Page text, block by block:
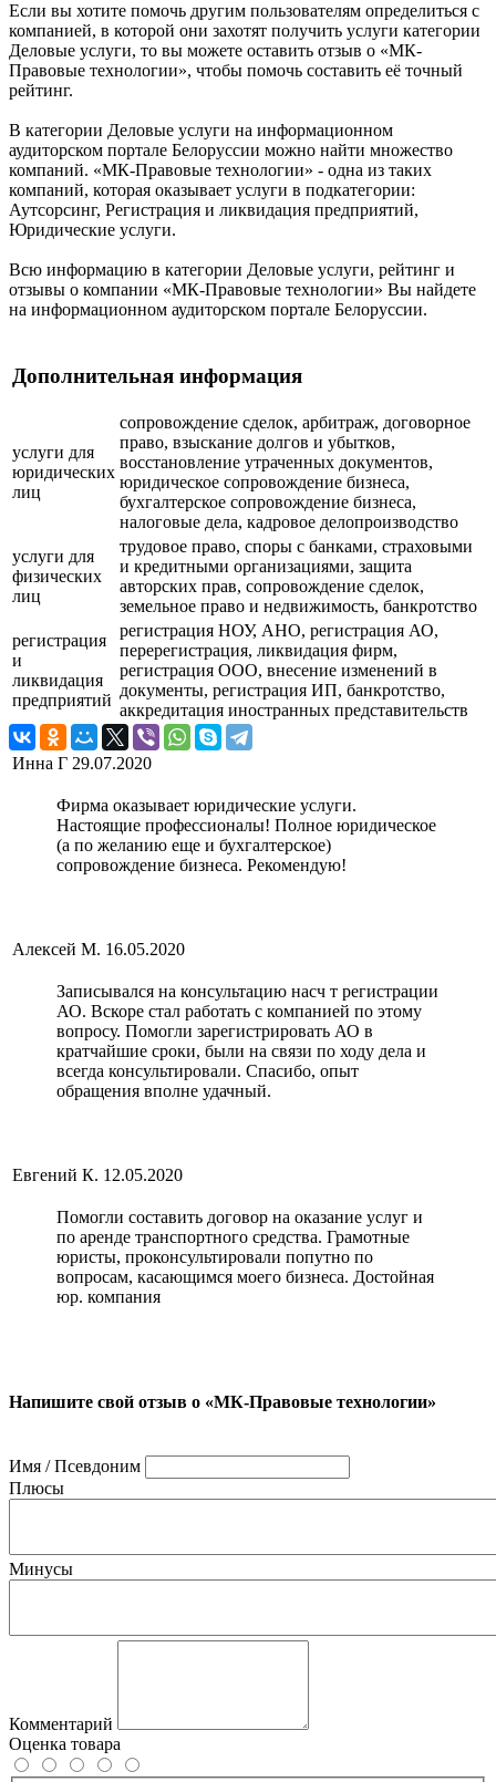
Если вы хотите помочь другим пользователям определиться с
компанией, в которой они захотят получить услуги категории
Деловые услуги, то вы можете оставить отзыв о «МК-
Правовые технологии», чтобы помочь составить её точный
рейтинг.
В категории Деловые услуги на информационном
аудиторском портале Белоруссии можно найти множество
компаний. «МК-Правовые технологии» - одна из таких
компаний, которая оказывает услуги в подкатегории:
Аутсорсинг, Регистрация и ликвидация предприятий,
Юридические услуги.
Всю информацию в категории Деловые услуги, рейтинг и
отзывы о компании «МК-Правовые технологии» Вы найдете
на информационном аудиторском портале Белоруссии.
Дополнительная информация
услуги для
юридических
лиц
сопровождение сделок, арбитраж, договорное
право, взыскание долгов и убытков,
восстановление утраченных документов,
юридическое сопровождение бизнеса,
бухгалтерское сопровождение бизнеса,
налоговые дела, кадровое делопроизводство
услуги для
физических
лиц
трудовое право, споры с банками, страховыми
и кредитными организациями, защита
авторских прав, сопровождение сделок,
земельное право и недвижимость, банкротство
регистрация
и
ликвидация
предприятий
регистрация НОУ, АНО, регистрация АО,
перерегистрация, ликвидация фирм,
регистрация ООО, внесение изменений в
документы, регистрация ИП, банкротство,
аккредитация иностранных представительств
Инна Г 29.07.2020
Фирма оказывает юридические услуги.
Настоящие профессионалы! Полное юридическое
(а по желанию еще и бухгалтерское)
сопровождение бизнеса. Рекомендую!
Алексей М. 16.05.2020
Записывался на консультацию насч т регистрации
АО. Вскоре стал работать с компанией по этому
вопросу. Помогли зарегистрировать АО в
кратчайшие сроки, были на связи по ходу дела и
всегда консультировали. Спасибо, опыт
обращения вполне удачный.
Евгений К. 12.05.2020
Помогли составить договор на оказание услуг и
по аренде транспортного средства. Грамотные
юристы, проконсультировали попутно по
вопросам, касающимся моего бизнеса. Достойная
юр. компания
Напишите свой отзыв о «МК-Правовые технологии»
Имя / Псевдоним
Плюсы
Минусы
Комментарий
Оценка товара